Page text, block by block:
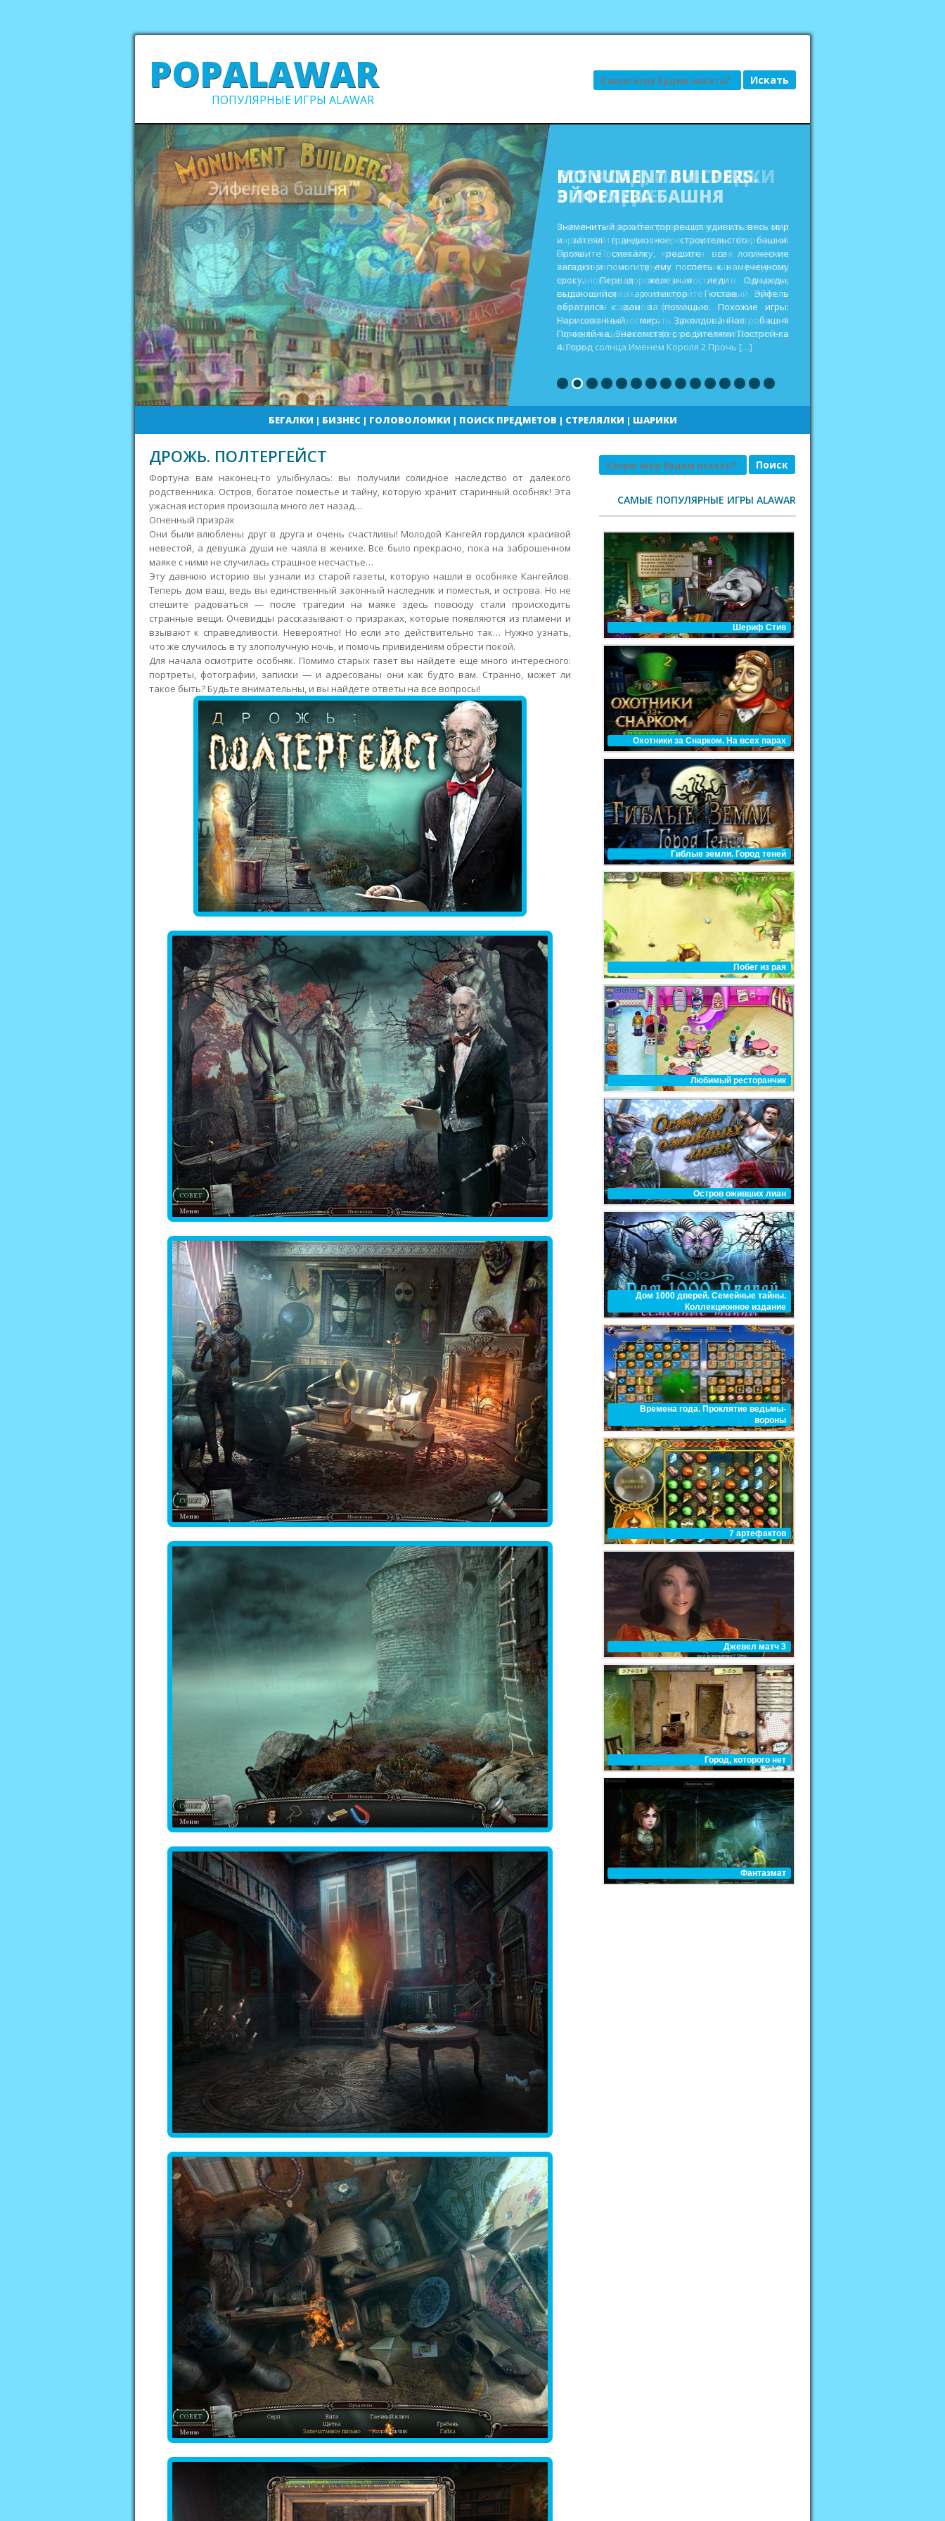
POPALAWAR
ПОПУЛЯРНЫЕ ИГРЫ ALAWAR
Поиск
ВСЕ В САД, ИЛИ ГРЯДКИ
В ПОРЯДКЕ
Выполните просьбы привередливых заказчиков и
заработайте деньги на реставрацию старенькой
виллы. Постройте кладовки для хранения
инвентаря и других полезных ресурсов,
восстановите дорожки и мостики в городских
садах и парках и выиграйте главный приз в
ежегодном садовом фестивале. Похожие игры:
Кекс шоп Как воспитать дракона 2 Построй-ка 4.
Город солнца Веселая ферма. Викинги Повелитель
погоды
БЕГАЛКИ | БИЗНЕС| ГОЛОВОЛОМКИ | ПОИСК ПРЕДМЕТОВ | СТРЕЛЯЛКИ | ШАРИКИ
ДРОЖЬ. ПОЛТЕРГЕЙСТ
Фортуна вам наконец-то улыбнулась: вы получили солидное наследство от далекого
родственника. Остров, богатое поместье и тайну, которую хранит старинный особняк! Эта
ужасная история произошла много лет назад…
Огненный призрак
Они были влюблены друг в друга и очень счастливы! Молодой Кангейл гордился красивой
невестой, а девушка души не чаяла в женихе. Все было прекрасно, пока на заброшенном
маяке с ними не случилась страшное несчастье…
Эту давнюю историю вы узнали из старой газеты, которую нашли в особняке Кангейлов.
Теперь дом ваш, ведь вы единственный законный наследник и поместья, и острова. Но не
спешите радоваться — после трагедии на маяке здесь повсюду стали происходить
странные вещи. Очевидцы рассказывают о призраках, которые появляются из пламени и
взывают к справедливости. Невероятно! Но если это действительно так… Нужно узнать,
что же случилось в ту злополучную ночь, и помочь привидениям обрести покой.
Для начала осмотрите особняк. Помимо старых газет вы найдете еще много интересного:
портреты, фотографии, записки — и адресованы они как будто вам. Странно, может ли
такое быть? Будьте внимательны, и вы найдете ответы на все вопросы!
Поиск
САМЫЕ ПОПУЛЯРНЫЕ ИГРЫ ALAWAR
Шериф Стив
Охотники за Снарком. На всех парах
Гиблые земли. Город теней
Побег из рая
Любимый ресторанчик
Остров оживших лиан
Дом 1000 дверей. Семейные тайны.
Коллекционное издание
Времена года. Проклятие ведьмы-
вороны
7 артефактов
Джевел матч 3
Город, которого нет
Фантазмат